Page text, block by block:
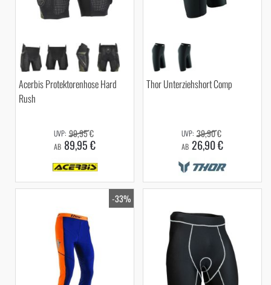
Acerbis Protektorenhose Hard
Rush
AB 89,95 €
99,95 €
Thor Unterziehshort Comp
AB 26,90 €
39,90 €
-33%